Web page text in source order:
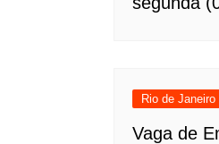
Rio de
Vaga de